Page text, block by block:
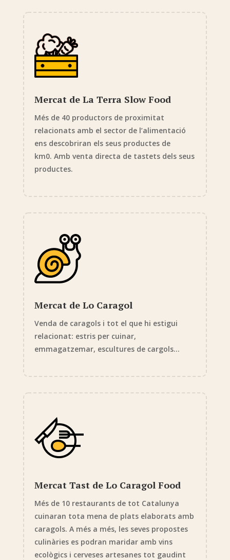
Mercat de La Terra Slow Food
Més de 40 productors de proximitat
relacionats amb el sector de l’alimentació
ens descobriran els seus productes de
km0. Amb venta directa de tastets dels seus
productes.
Mercat de Lo Caragol
Venda de caragols i tot el que hi estigui
relacionat: estris per cuinar,
emmagatzemar, escultures de cargols…
Mercat Tast de Lo Caragol Food
Més de 10 restaurants de tot Catalunya
cuinaran tota mena de plats elaborats amb
caragols. A més a més, les seves propostes
culinàries es podran maridar amb vins
ecològics i cerveses artesanes tot gaudint